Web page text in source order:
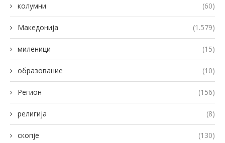
колумни (60)
Македонија (1.579)
миленици (15)
образование (10)
Регион (156)
религија (8)
скопје (130)